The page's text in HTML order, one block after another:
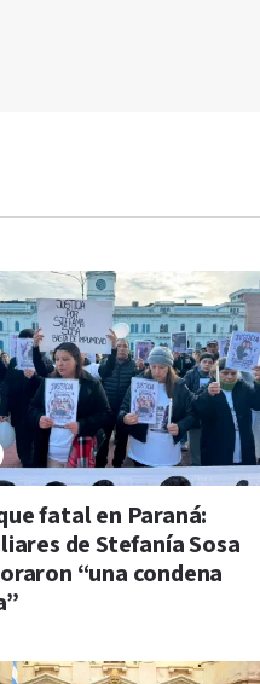
fatal en Paraná:
de Stefanía Sosa
“una condena